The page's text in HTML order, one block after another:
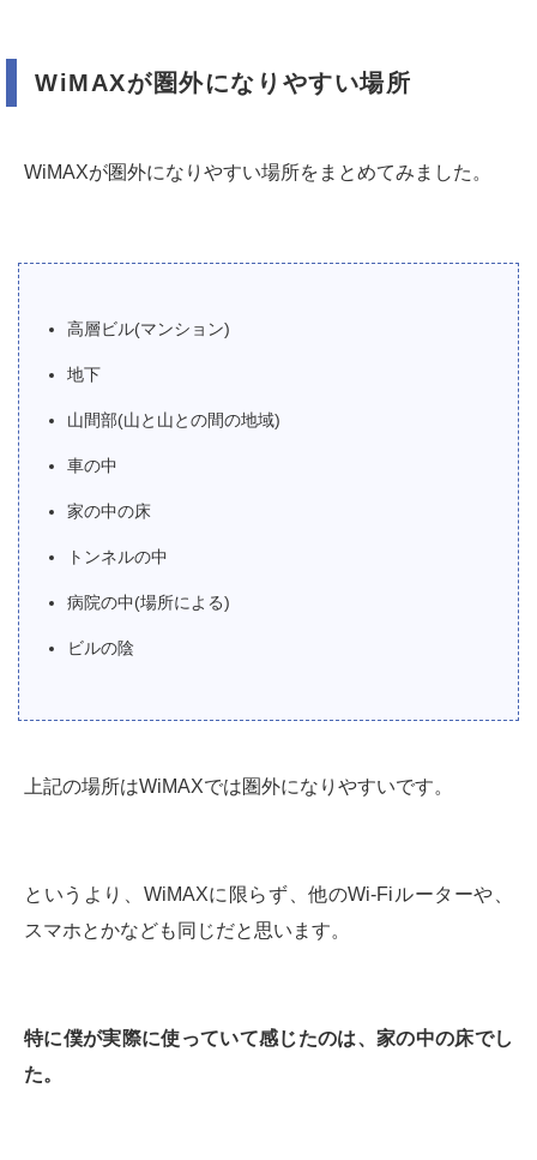
WiMAXが圏外になりやすい場所
WiMAXが圏外になりやすい場所をまとめてみました。
高層ビル(マンション)
地下
山間部(山と山との間の地域)
車の中
家の中の床
トンネルの中
病院の中(場所による)
ビルの陰
上記の場所はWiMAXでは圏外になりやすいです。
というより、WiMAXに限らず、他のWi-Fiルーターや、
スマホとかなども同じだと思います。
特に僕が実際に使っていて感じたのは、家の中の床でし
た。